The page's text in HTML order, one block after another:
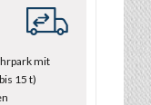
mit
15 t)